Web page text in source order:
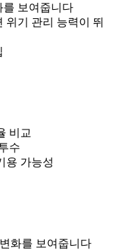
를 보여줍니다
위기 관리 능력이 뛰
비교
수
용 가능성
변화를 보여줍니다